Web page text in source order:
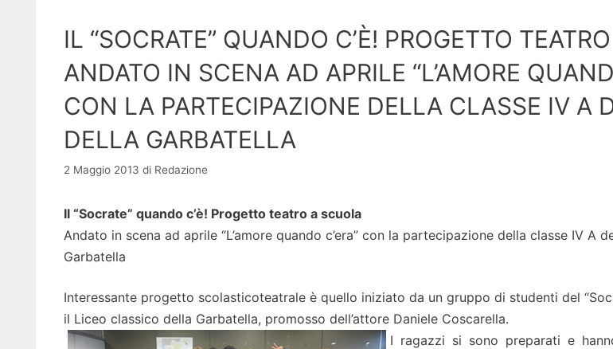
IL “SOCRATE” QUANDO C’È! PROGETTO
ANDATO IN SCENA AD APRILE “L’AMORE
CON LA PARTECIPAZIONE DELLA CLASSE IV A
DELLA GARBATELLA
2 Maggio 2013 di Redazione
Il “Socrate” quando c’è! Progetto teatro a scuola
Andato in scena ad aprile “L’amore quando c’era” con la partecipazione della classe IV A
Garbatella
Interessante progetto scolasticoteatrale è quello iniziato da un gruppo di studenti del
il Liceo classico della Garbatella, promosso dell’attore Daniele Coscarella.
I ragazzi si sono preparati e